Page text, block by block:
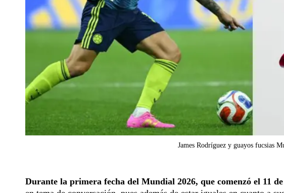
James Rodríguez y guayos fucsias
Durante la primera fecha del Mundial 2026, que comenzó el 11